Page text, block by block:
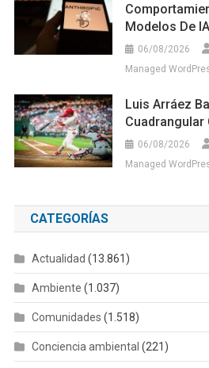
Modelos De IA
06/08/2026
Managed
Luis Arráez
Cuadrangular
06/08/2026
Managed
CATEGORÍAS
Actualidad (13.861)
Ambiente (1.037)
Comunidades (1.518)
Conciencia ambiental (221)